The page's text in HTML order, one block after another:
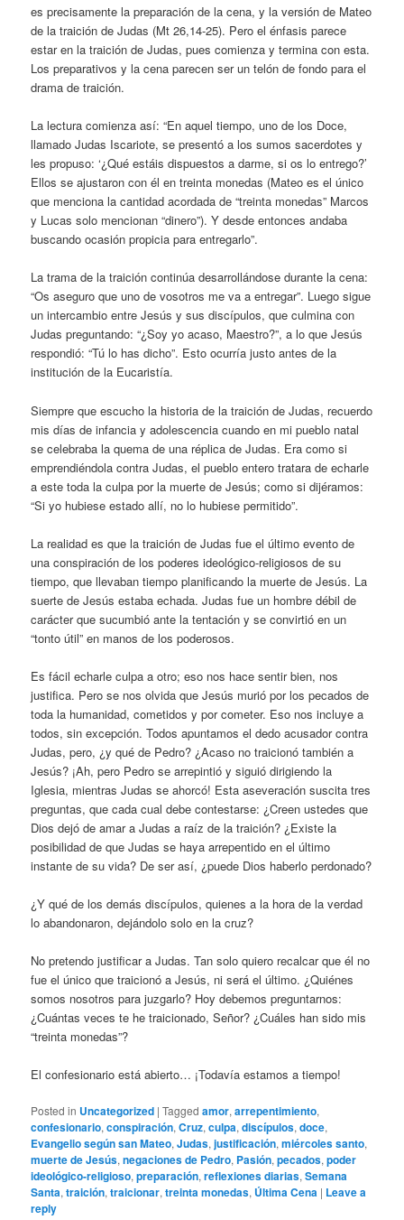
es precisamente la preparación de la cena, y la versión de Mateo
de la traición de Judas (Mt 26,14-25). Pero el énfasis parece
estar en la traición de Judas, pues comienza y termina con esta.
Los preparativos y la cena parecen ser un telón de fondo para el
drama de traición.
La lectura comienza así: “En aquel tiempo, uno de los Doce,
llamado Judas Iscariote, se presentó a los sumos sacerdotes y
les propuso: ‘¿Qué estáis dispuestos a darme, si os lo entrego?’
Ellos se ajustaron con él en treinta monedas (Mateo es el único
que menciona la cantidad acordada de “treinta monedas” Marcos
y Lucas solo mencionan “dinero”). Y desde entonces andaba
buscando ocasión propicia para entregarlo”.
La trama de la traición continúa desarrollándose durante la cena:
“Os aseguro que uno de vosotros me va a entregar”. Luego sigue
un intercambio entre Jesús y sus discípulos, que culmina con
Judas preguntando: “¿Soy yo acaso, Maestro?”, a lo que Jesús
respondió: “Tú lo has dicho”. Esto ocurría justo antes de la
institución de la Eucaristía.
Siempre que escucho la historia de la traición de Judas, recuerdo
mis días de infancia y adolescencia cuando en mi pueblo natal
se celebraba la quema de una réplica de Judas. Era como si
emprendiéndola contra Judas, el pueblo entero tratara de echarle
a este toda la culpa por la muerte de Jesús; como si dijéramos:
“Si yo hubiese estado allí, no lo hubiese permitido”.
La realidad es que la traición de Judas fue el último evento de
una conspiración de los poderes ideológico-religiosos de su
tiempo, que llevaban tiempo planificando la muerte de Jesús. La
suerte de Jesús estaba echada. Judas fue un hombre débil de
carácter que sucumbió ante la tentación y se convirtió en un
“tonto útil” en manos de los poderosos.
Es fácil echarle culpa a otro; eso nos hace sentir bien, nos
justifica. Pero se nos olvida que Jesús murió por los pecados de
toda la humanidad, cometidos y por cometer. Eso nos incluye a
todos, sin excepción. Todos apuntamos el dedo acusador contra
Judas, pero, ¿y qué de Pedro? ¿Acaso no traicionó también a
Jesús? ¡Ah, pero Pedro se arrepintió y siguió dirigiendo la
Iglesia, mientras Judas se ahorcó! Esta aseveración suscita tres
preguntas, que cada cual debe contestarse: ¿Creen ustedes que
Dios dejó de amar a Judas a raíz de la traición? ¿Existe la
posibilidad de que Judas se haya arrepentido en el último
instante de su vida? De ser así, ¿puede Dios haberlo perdonado?
¿Y qué de los demás discípulos, quienes a la hora de la verdad
lo abandonaron, dejándolo solo en la cruz?
No pretendo justificar a Judas. Tan solo quiero recalcar que él no
fue el único que traicionó a Jesús, ni será el último. ¿Quiénes
somos nosotros para juzgarlo? Hoy debemos preguntarnos:
¿Cuántas veces te he traicionado, Señor? ¿Cuáles han sido mis
“treinta monedas”?
El confesionario está abierto… ¡Todavía estamos a tiempo!
Posted in Uncategorized |Tagged amor,arrepentimiento,
confesionario,conspiración,Cruz,culpa,discípulos,doce,
Evangelio según san Mateo,Judas,justificación,miércoles santo,
muerte de Jesús,negaciones de Pedro, Pasión,pecados,poder
ideológico-religioso,preparación,reflexiones diarias,Semana
Santa,traición,traicionar,treinta monedas, Última Cena | Leave a
reply